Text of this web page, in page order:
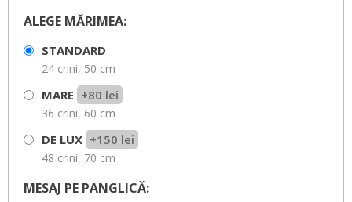
ALEGE MĂRIMEA:
STANDARD
24 crini, 50 cm
MARE +80 lei
36 crini, 60 cm
DE LUX +150 lei
48 crini, 70 cm
MESAJ PE PANGLICĂ: